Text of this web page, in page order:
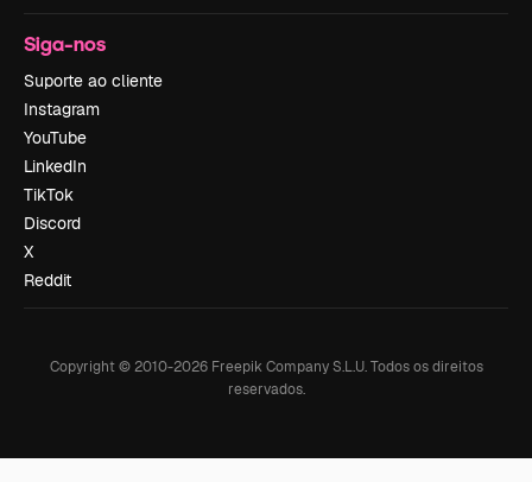
Siga-nos
Suporte ao cliente
Instagram
YouTube
LinkedIn
TikTok
Discord
X
Reddit
Copyright © 2010-2026Freepik Company S.L.U. Todos os direitos
reservados.